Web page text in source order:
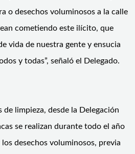
o desechos voluminosos a la calle
cometiendo este ilícito, que
vida de nuestra gente y ensucia
y todas”, señaló el Delegado.
de limpieza, desde la Delegación
se realizan durante todo el año
desechos voluminosos, previa